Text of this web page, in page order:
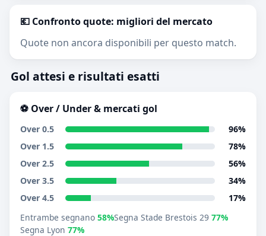
💶 Confronto quote: migliori del mercato
Quote non ancora disponibili per questo match.
Gol attesi e risultati esatti
⚽ Over / Under & mercati gol
Over 0.5
96%
Over 1.5
78%
Over 2.5
56%
Over 3.5
34%
Over 4.5
17%
Entrambe segnano 58%Segna Stade Brestois 29 77%
Segna Lyon 77%